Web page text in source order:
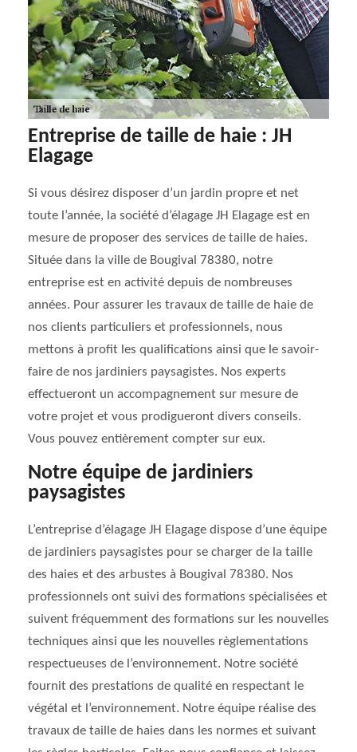
Entreprise de taille de haie : JH
Elagage
Si vous désirez disposer d’un jardin propre et net
toute l’année, la société d’élagage JH Elagage est en
mesure de proposer des services de taille de haies.
Située dans la ville de Bougival 78380, notre
entreprise est en activité depuis de nombreuses
années. Pour assurer les travaux de taille de haie de
nos clients particuliers et professionnels, nous
mettons à profit les qualifications ainsi que le savoir-
faire de nos jardiniers paysagistes. Nos experts
effectueront un accompagnement sur mesure de
votre projet et vous prodigueront divers conseils.
Vous pouvez entièrement compter sur eux.
Notre équipe de jardiniers
paysagistes
L’entreprise d’élagage JH Elagage dispose d’une équipe
de jardiniers paysagistes pour se charger de la taille
des haies et des arbustes à Bougival 78380. Nos
professionnels ont suivi des formations spécialisées et
suivent fréquemment des formations sur les nouvelles
techniques ainsi que les nouvelles règlementations
respectueuses de l’environnement. Notre société
fournit des prestations de qualité en respectant le
végétal et l’environnement. Notre équipe réalise des
travaux de taille de haies dans les normes et suivant